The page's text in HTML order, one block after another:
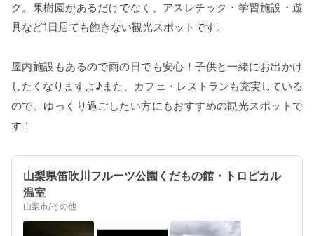
ク。果樹園があるだけでなく、アスレチック・学習施設・遊
具など1日居ても飽きない観光スポットです。
屋内施設もあるので雨の日でも安心！子供と一緒にお出かけ
したくなりますよ♪また、カフェ・レストランも充実している
ので、ゆっくり過ごしたい方にもおすすめの観光スポットで
す！
山梨県笛吹川フルーツ公園くだもの館・トロピカル
温室
山梨市/その他